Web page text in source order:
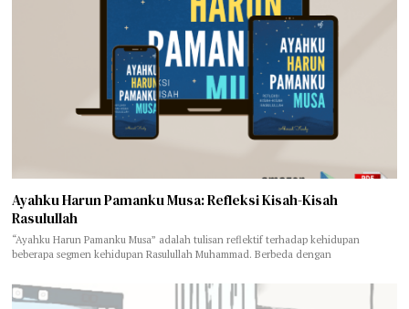
Ayahku Harun Pamanku Musa: Refleksi Kisah-Kisah
Rasulullah
“Ayahku Harun Pamanku Musa” adalah tulisan reflektif terhadap kehidupan
beberapa segmen kehidupan Rasulullah Muhammad. Berbeda dengan